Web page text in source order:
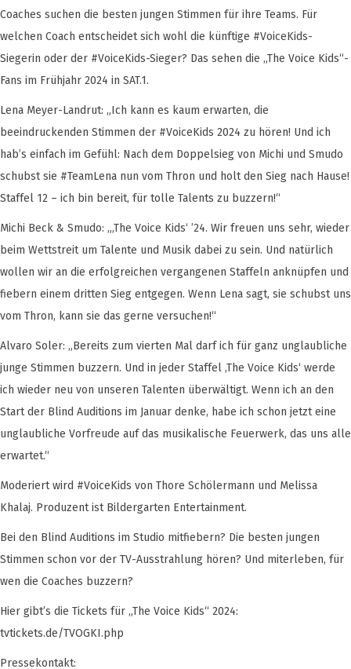
Coaches suchen die besten jungen Stimmen für ihre Teams. Für
welchen Coach entscheidet sich wohl die künftige #VoiceKids-
Siegerin oder der #VoiceKids-Sieger? Das sehen die „The Voice Kids“-
Fans im Frühjahr 2024 in SAT.1.
Lena Meyer-Landrut: „Ich kann es kaum erwarten, die
beeindruckenden Stimmen der #VoiceKids 2024 zu hören! Und ich
hab’s einfach im Gefühl: Nach dem Doppelsieg von Michi und Smudo
schubst sie #TeamLena nun vom Thron und holt den Sieg nach Hause!
Staffel 12 – ich bin bereit, für tolle Talents zu buzzern!“
Michi Beck & Smudo: „‚The Voice Kids‘ ’24. Wir freuen uns sehr, wieder
beim Wettstreit um Talente und Musik dabei zu sein. Und natürlich
wollen wir an die erfolgreichen vergangenen Staffeln anknüpfen und
fiebern einem dritten Sieg entgegen. Wenn Lena sagt, sie schubst uns
vom Thron, kann sie das gerne versuchen!“
Alvaro Soler: „Bereits zum vierten Mal darf ich für ganz unglaubliche
junge Stimmen buzzern. Und in jeder Staffel ‚The Voice Kids‘ werde
ich wieder neu von unseren Talenten überwältigt. Wenn ich an den
Start der Blind Auditions im Januar denke, habe ich schon jetzt eine
unglaubliche Vorfreude auf das musikalische Feuerwerk, das uns alle
erwartet.“
Moderiert wird #VoiceKids von Thore Schölermann und Melissa
Khalaj. Produzent ist Bildergarten Entertainment.
Bei den Blind Auditions im Studio mitfiebern? Die besten jungen
Stimmen schon vor der TV-Ausstrahlung hören? Und miterleben, für
wen die Coaches buzzern?
Hier gibt’s die Tickets für „The Voice Kids“ 2024:
tvtickets.de/TVOGKI.php
Pressekontakt: